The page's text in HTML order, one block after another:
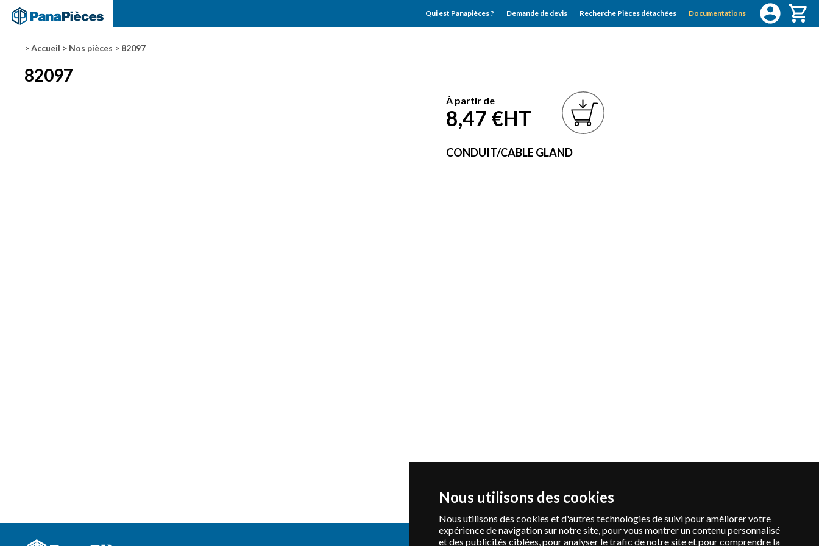
Nous utilisons des cookies
Nous utilisons des cookies et d'autres technologies de suivi pour améliorer votre
expérience de navigation sur notre site, pour vous montrer un contenu personnalisé
et des publicités ciblées, pour analyser le trafic de notre site et pour comprendre la
Qui est Panapièces ? Demande de devis Recherche Pièces détachées Documentations
> Accueil > Nos pièces > 82097
82097
À partir de
8,47 €HT
CONDUIT/CABLE GLAND